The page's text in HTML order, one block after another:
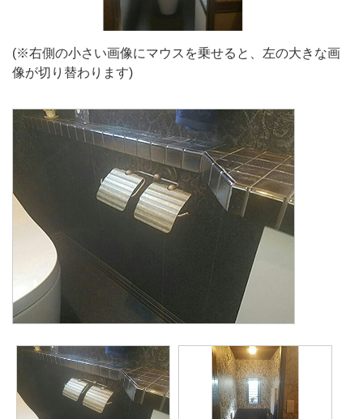
(※右側の小さい画像にマウスを乗せると、左の大きな画
像が切り替わります)